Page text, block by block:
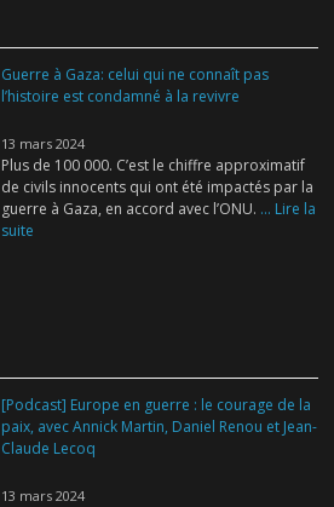
Guerre à Gaza: celui qui ne connaît pas
l’histoire est condamné à la revivre
13 mars 2024
Plus de 100 000. C’est le chiffre approximatif
de civils innocents qui ont été impactés par la
guerre à Gaza, en accord avec l’ONU. ... Lire la
suite
[Podcast] Europe en guerre : le courage de la
paix, avec Annick Martin, Daniel Renou et Jean-
Claude Lecoq
13 mars 2024